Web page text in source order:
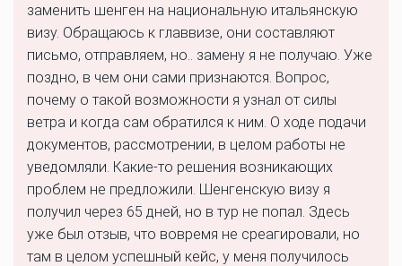
заменить шенген на национальную итальянскую
визу. Обращаюсь к главвизе, они составляют
письмо, отправляем, но.. замену я не получаю. Уже
поздно, в чем они сами признаются. Вопрос,
почему о такой возможности я узнал от силы
ветра и когда сам обратился к ним. О ходе подачи
документов, рассмотрении, в целом работы не
уведомляли. Какие-то решения возникающих
проблем не предложили. Шенгенскую визу я
получил через 65 дней, но в тур не попал. Здесь
уже был отзыв, что вовремя не среагировали, но
там в целом успешный кейс, у меня получилось